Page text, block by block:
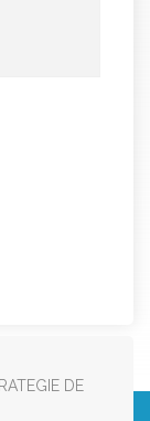
DE